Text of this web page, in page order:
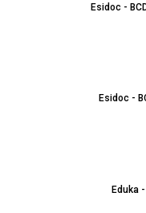
Esidoc -
Esidoc -
Eduka